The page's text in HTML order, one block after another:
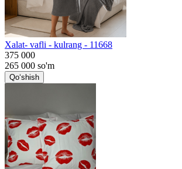
Хalat- vafli - kulrang - 11668
375 000
265 000 so'm
Qo‘shish